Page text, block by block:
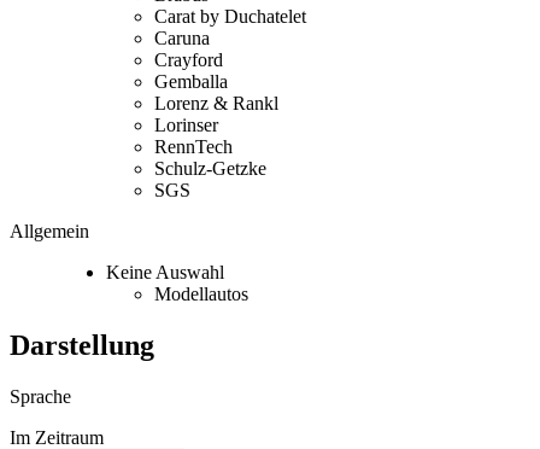
Carat by Duchatelet
Caruna
Crayford
Gemballa
Lorenz & Rankl
Lorinser
RennTech
Schulz-Getzke
SGS
Allgemein
Keine Auswahl
Modellautos
Darstellung
Sprache
Im Zeitraum